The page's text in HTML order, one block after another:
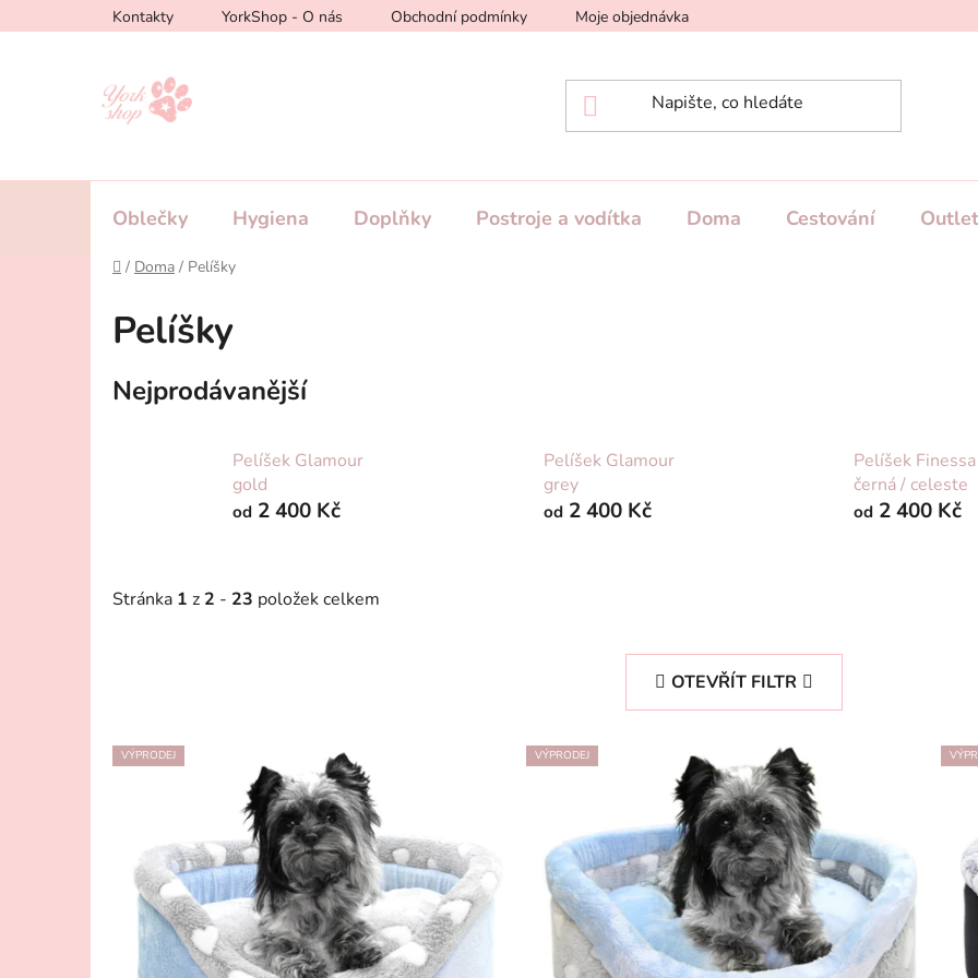
na
Kontakty YorkShop - O nás Obchodní podmínky Moje objednávka
Oblečky Hygiena Doplňky Postroje a vodítka Doma Cestování Outlet
Domů
/ Doma / Pelíšky
Pelíšky
Nejprodávanější
Pelíšek Glamour
gold
od 2 400 Kč
Pelíšek Glamour
grey
od2 400 Kč
Pelíšek
černá / celeste
od 2 400 Kč
Stránka 1 z 2 - 23 položek celkem
OTEVŘÍT FILTR
V
ý
VÝPRODEJ VÝPRODEJ